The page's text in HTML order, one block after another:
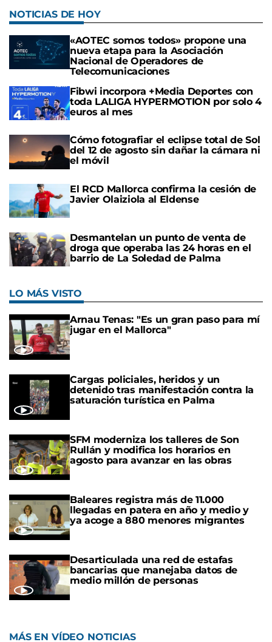
NOTICIAS DE HOY
«AOTEC somos todos» propone una
nueva etapa para la Asociación
Nacional de Operadores de
Telecomunicaciones
Fibwi incorpora +Media Deportes con
toda LALIGA HYPERMOTION por solo 4
euros al mes
Cómo fotografiar el eclipse total de Sol
del 12 de agosto sin dañar la cámara ni
el móvil
El RCD Mallorca confirma la cesión de
Javier Olaiziola al Eldense
Desmantelan un punto de venta de
droga que operaba las 24 horas en el
barrio de La Soledad de Palma
LO MÁS VISTO
Arnau Tenas: "Es un gran paso para mí
jugar en el Mallorca"
Cargas policiales, heridos y un
detenido tras manifestación contra la
saturación turística en Palma
SFM moderniza los talleres de Son
Rullán y modifica los horarios en
agosto para avanzar en las obras
Baleares registra más de 11.000
llegadas en patera en año y medio y
ya acoge a 880 menores migrantes
Desarticulada una red de estafas
bancarias que manejaba datos de
medio millón de personas
MÁS EN VÍDEO NOTICIAS